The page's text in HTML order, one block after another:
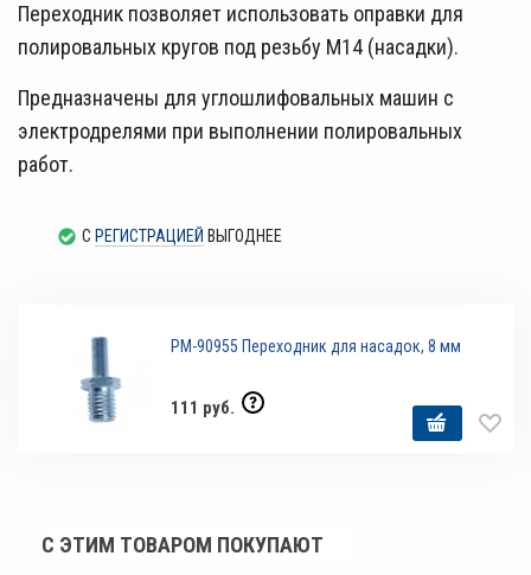
Переходник позволяет использовать оправки для
полировальных кругов под резьбу M14 (насадки).
Предназначены для углошлифовальных машин с
электродрелями при выполнении полировальных
работ.
С РЕГИСТРАЦИЕЙ ВЫГОДНЕЕ
РМ-90955 Переходник для насадок, 8 мм
111 руб.
С ЭТИМ ТОВАРОМ ПОКУПАЮТ